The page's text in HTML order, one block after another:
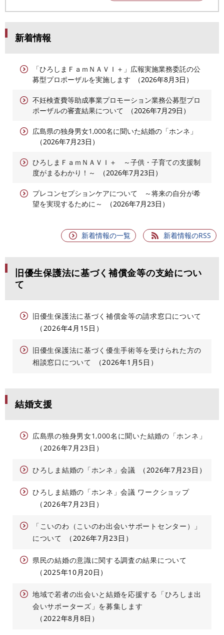
新着情報
「ひろしまＦａｍＮＡＶＩ＋」広報実施業務委託の公
募型プロポーザルを実施します
2026年8月3日
不妊検査費等助成事業プロモーション業務公募型プロ
ポーザルの審査結果について
2026年7月29日
広島県の独身男女1,000名に聞いた結婚の「ホンネ」
2026年7月23日
ひろしまＦａｍＮＡＶＩ＋ ～子供・子育ての支援制
度がまるわかり！～
2026年7月23日
プレコンセプションケアについて ～将来の自分が希
望を実現するために～
2026年7月23日
新着情報の一覧 新着情報のRSS
旧優生保護法に基づく補償金等の支給につい
て
旧優生保護法に基づく補償金等の請求窓口について
2026年4月15日
旧優生保護法に基づく優生手術等を受けられた方の
相談窓口について
2026年1月5日
結婚支援
広島県の独身男女1,000名に聞いた結婚の「ホンネ」
2026年7月23日
ひろしま結婚の「ホンネ」会議 2026年7月23日
ひろしま結婚の「ホンネ」会議 ワークショップ
2026年7月23日
「こいのわ（こいのわ出会いサポートセンター）」
について
2026年7月23日
県民の結婚の意識に関する調査の結果について
2025年10月20日
地域で若者の出会いと結婚を応援する「ひろしま出
会いサポーターズ」を募集します
2022年8月8日